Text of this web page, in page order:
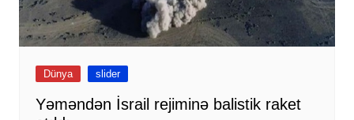
Dünya slider
Yəməndən İsrail rejiminə balistik raket